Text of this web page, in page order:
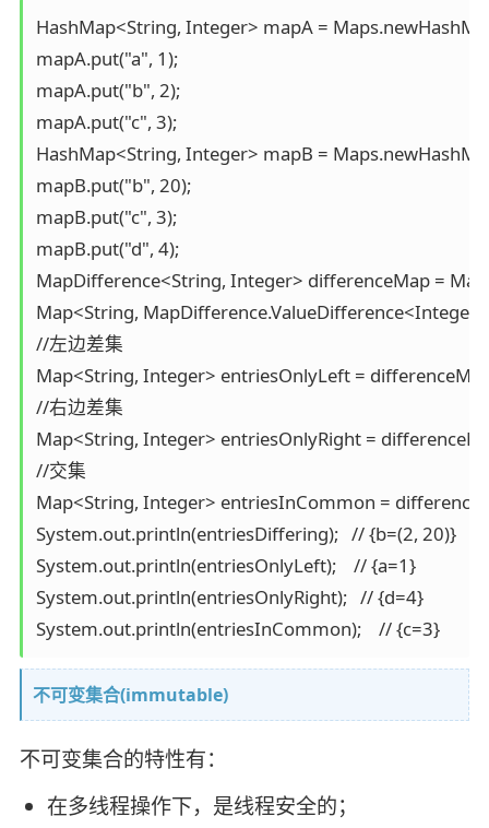
HashMap<String, Integer> mapA =
mapA.put("a", 1);
mapA.put("b", 2);
mapA.put("c", 3);
HashMap<String, Integer> mapB =
mapB.put("b", 20);
mapB.put("c", 3);
mapB.put("d", 4);
MapDifference<String, Integer> differenceMap =
Map<String,
//左边差集
Map<String, Integer> entriesOnlyLeft =
//右边差集
Map<String, Integer> entriesOnlyRight =
//交集
Map<String, Integer> entriesInCommon =
System.out.println(entriesDiffering);   // {b=(2, 20)}
System.out.println(entriesOnlyLeft);    // {a=1}
System.out.println(entriesOnlyRight);   // {d=4}
System.out.println(entriesInCommon);    // {c=3}
不可变集合(immutable)
不可变集合的特性有：
在多线程操作下，是线程安全的；